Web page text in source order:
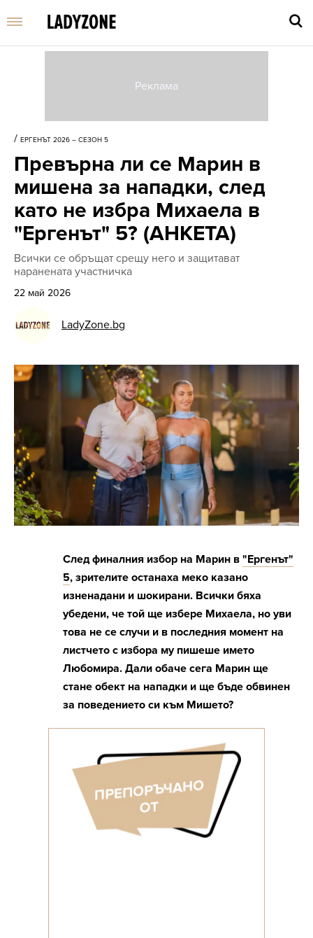
/ ЕРГЕНЪТ 2026 – СЕЗОН 5
Превърна ли се Марин в
мишена за нападки, след
като не избра Михаела в
"Ергенът" 5? (АНКЕТА)
Всички се обръщат срещу него и защитават
наранената участничка
22 май 2026
LadyZone.bg
След финалния избор на Марин в "Ергенът"
5, зрителите останаха меко казано
изненадани и шокирани. Всички бяха
убедени, че той ще избере Михаела, но уви
това не се случи и в последния момент на
листчето с избора му пишеше името
Любомира. Дали обаче сега Марин ще
стане обект на нападки и ще бъде обвинен
за поведението си към Мишето?